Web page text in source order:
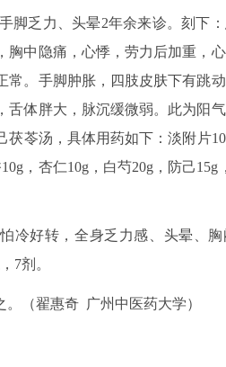
脚乏力、头晕2年余来诊。刻下
胸中隐痛，心悸，劳力后加重，
。手脚肿胀，四肢皮肤下有跳
体胖大，脉沉缓微弱。此为阳
苓汤，具体用药如下：淡附片
，杏仁10g，白芍20g，防己15g
冷好转，全身乏力感、头晕、
7剂。
（翟惠奇 广州中医药大学）